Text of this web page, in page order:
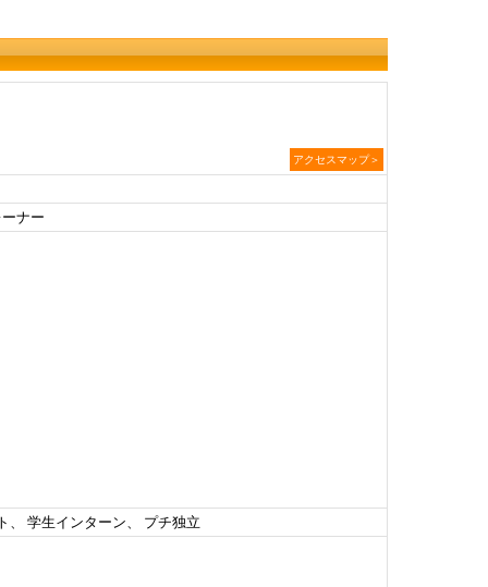
アクセスマップ＞
ナー
、 学生インターン、 プチ独立